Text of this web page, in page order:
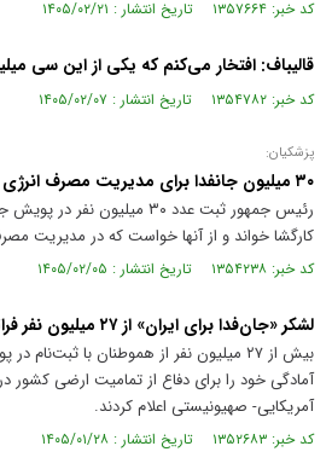
کد خبر: ۱۳۵۷۶۶۴ تاریخ انتشار : ۱۴۰۵/۰۲/۲۱
قالیباف: افتخار می‌کنم که یکی از این سی
کد خبر: ۱۳۵۴۷۸۲ تاریخ انتشار : ۱۴۰۵/۰۲/۰۷
پزشکیان:
۳۰ میلیون جانفدا برای مدیریت مصرف انرژی کشور کمک کنند
رئیس جمهور ثبت عدد ۳۰ میلیون
کارگشا خواند و از آنها خواست که در مدیریت
کد خبر: ۱۳۵۴۲۳۸ تاریخ انتشار : ۱۴۰۵/۰۲/۰۵
لشکر «جان‌فدا برای ایران» از ۲۷ میلیون نفر فراتر رفت
بیش از ۲۷ میلیون نفر از هموطنان با
آمادگی خود را برای دفاع از تمامیت ارضی کشور
آمریکایی- صهیونیستی اعلام کردند.
کد خبر: ۱۳۵۲۶۸۳ تاریخ انتشار : ۱۴۰۵/۰۱/۲۸